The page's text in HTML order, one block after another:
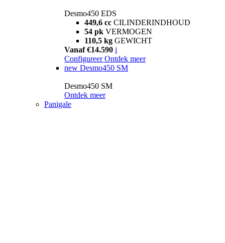
Desmo450 EDS
449,6 cc CILINDERINDHOUD
54 pk VERMOGEN
110,5 kg GEWICHT
Vanaf €14.590 i
Configureer Ontdek meer
new Desmo450 SM
Desmo450 SM
Ontdek meer
Panigale